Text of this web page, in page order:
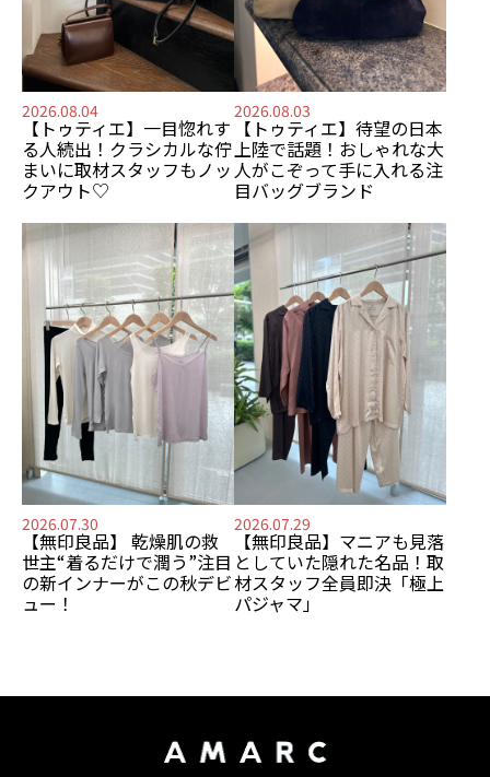
2026.08.04
【トゥティエ】 一目惚れす
る人続出！ クラシカルな佇
まいに取材スタッフもノッ
クアウト♡
2026.08.03
【トゥティエ】 待望の日本
上陸で話題！ おしゃれな大
人がこぞって手に入れる注
目バッグブランド
2026.07.30
【無印良品】 乾燥肌の救
世主“着るだけで潤う”注目
の新インナーがこの秋デビ
ュー！
2026.07.29
【無印良品】 マニアも見落
としていた隠れた名品！ 取
材スタッフ全員即決「極上
パジャマ」